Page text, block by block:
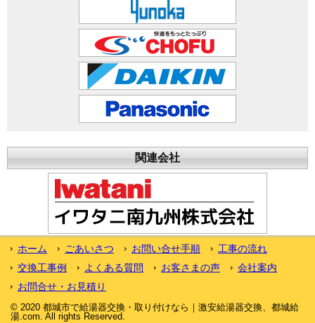
関連会社
ホーム ごあいさつ お問い合せ手順
工事の流れ
交換工事例
よくある質問 お客さまの声
会社案内
お問合せ・お見積り
© 2020 都城市で給湯器交換・取り付けなら｜激安給湯器交換、都城給
湯.com. All rights Reserved.